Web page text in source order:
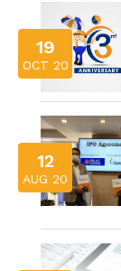
19
OCT 20
12
AUG 20